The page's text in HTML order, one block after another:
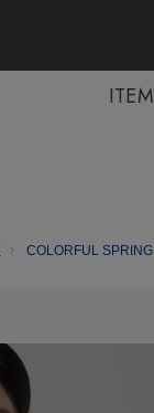
ITEM
COLORFUL SPRING